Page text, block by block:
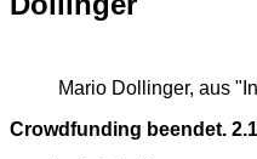
Mario Dollinger, aus
Crowdfunding beendet.